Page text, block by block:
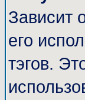
Зависит
его
тэгов.